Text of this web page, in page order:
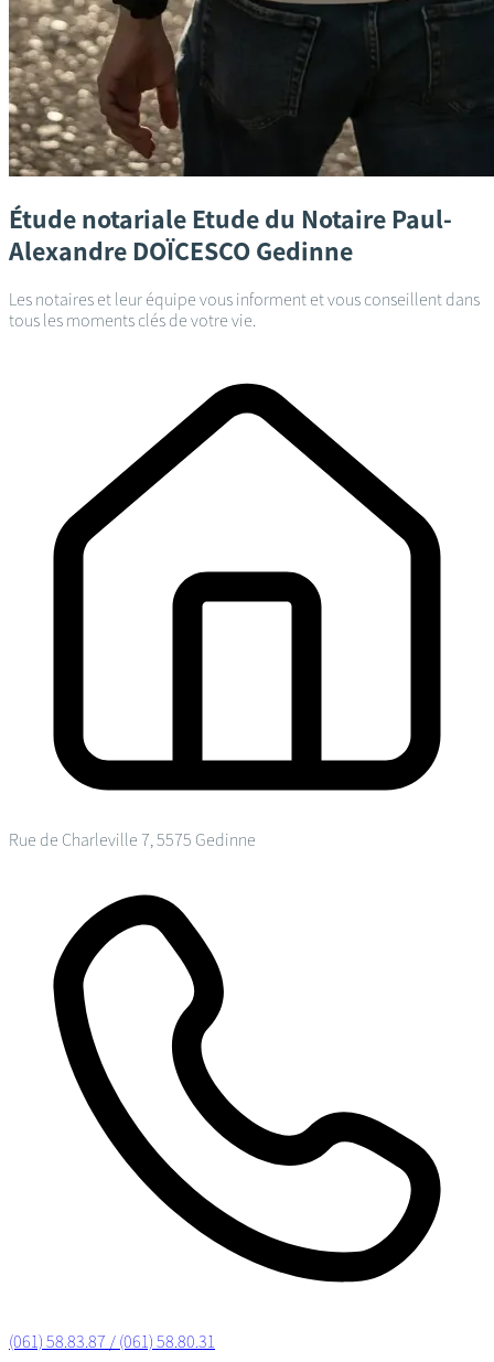
Étude notariale Etude du Notaire Paul-
Alexandre DOÏCESCO Gedinne
Les notaires et leur équipe vous informent et vous conseillent dans
tous les moments clés de votre vie.
Rue de Charleville 7, 5575 Gedinne
(061) 58.83.87 / (061) 58.80.31